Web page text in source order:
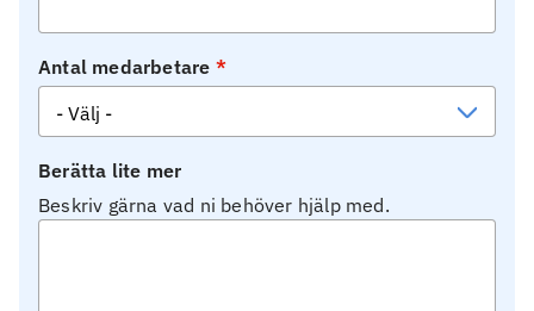
Antal medarbetare
Berätta lite mer
Beskriv gärna vad ni behöver hjälp med.